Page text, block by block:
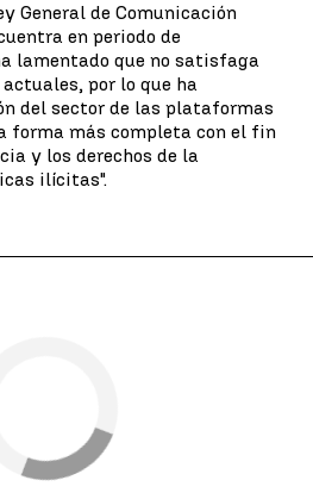
General de Comunicación
en periodo de
lamentado que no satisfaga
por lo que ha
del sector de las plataformas
forma más completa con el fin
y los derechos de la
ilícitas".